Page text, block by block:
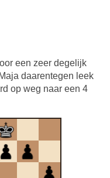
een zeer degelijk
daarentegen leek
op weg naar een 4